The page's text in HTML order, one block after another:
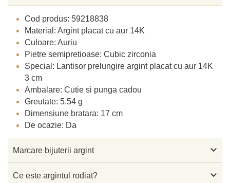
Cod produs: 59218838
Material: Argint placat cu aur 14K
Culoare: Auriu
Pietre semipretioase: Cubic zirconia
Special: Lantisor prelungire argint placat cu aur 14K
3 cm
Ambalare: Cutie si punga cadou
Greutate: 5.54 g
Dimensiune bratara: 17 cm
De ocazie: Da
Marcare bijuterii argint 
Ce este argintul rodiat? 